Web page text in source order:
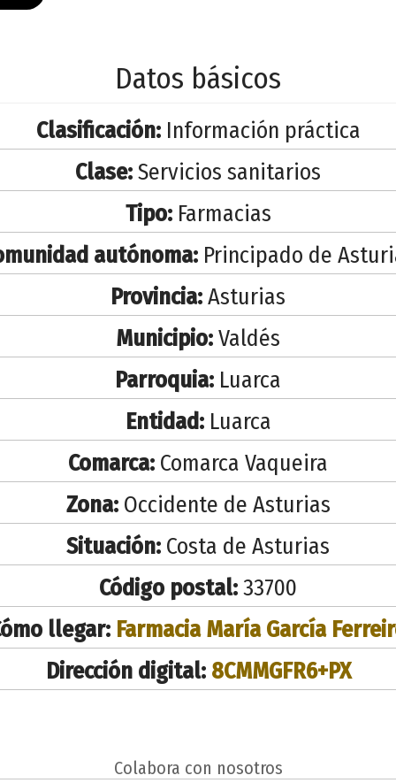
Datos básicos
Clasificación:Información práctica
Clase:Servicios sanitarios
Tipo:Farmacias
autónoma:Principado de
Provincia:Asturias
Municipio:Valdés
Parroquia: Luarca
Entidad:Luarca
Comarca: Comarca Vaqueira
Zona:Occidente de Asturias
Situación: Costa de Asturias
Código postal:33700
llegar: Farmacia María García
Dirección digital: 8CMMGFR6+PX
Colabora con nosotros